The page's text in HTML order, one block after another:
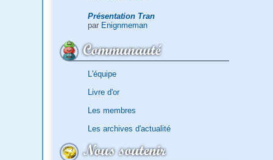
Présentation Tran
par Enignmeman
Communauté
L'équipe
Livre d'or
Les membres
Les archives d'actualité
Nous soutenir